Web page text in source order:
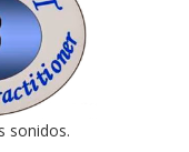
sonidos.